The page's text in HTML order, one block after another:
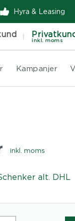
Hyra & Leasing
inkl. moms
Kampanjer
inkl. moms
alt. DHL